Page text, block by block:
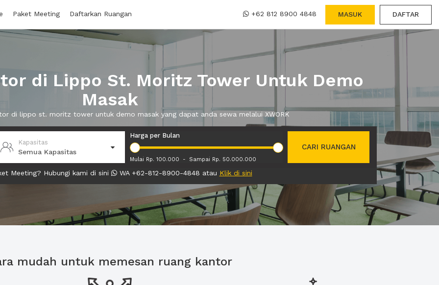
Paket Meeting Daftarkan Ruangan +62 812 8900 4848 MASUK DAFTAR
di Lippo St. Moritz Tower Untuk Demo
Masak
di lippo st. moritz tower untuk demo masak yang dapat anda sewa melalui XWORK
Kapasitas
Semua Kapasitas
Harga per Bulan
Mulai Rp. 100.000 - Sampai Rp. 50.000.000
CARI RUANGAN
Meeting? Hubungi kami di sini WA +62-812-8900-4848 atau Klik di sini
mudah untuk memesan ruang kantor